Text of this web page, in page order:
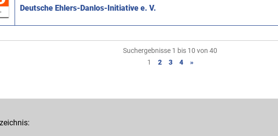
Deutsche Ehlers-Danlos-Initiative e. V.
Suchergebnisse 1 bis 10 von 40
1
2 3 4 »